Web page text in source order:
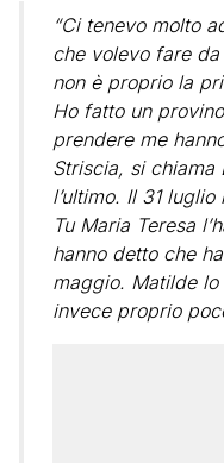
“Ci tenevo molto
che volevo fare
non è proprio la
Ho fatto un
prendere me
Striscia, si chiama
l’ultimo. Il 31
Tu Maria Teresa
hanno detto che
maggio. Matilde
invece proprio